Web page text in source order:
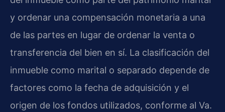
y ordenar una compensación monetaria a una
de las partes en lugar de ordenar la venta o
transferencia del bien en sí. La clasificación del
inmueble como marital o separado depende de
factores como la fecha de adquisición y el
origen de los fondos utilizados, conforme al Va.